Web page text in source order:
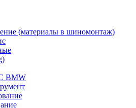
(материалы в шиномонтаж)
BMW